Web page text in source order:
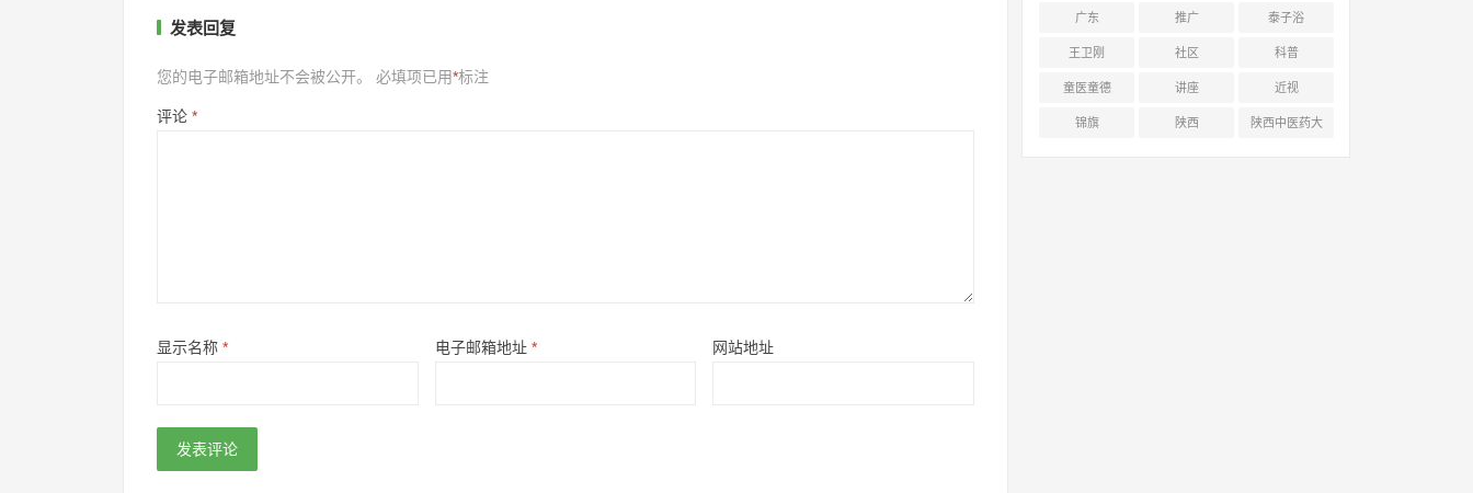
发表回复
您的电子邮箱地址不会被公开。 必填项已用*标注
评论 *
显示名称 * 电子邮箱地址 * 网站地址
广东 推广 泰子浴
王卫刚 社区 科普
童医童德 讲座 近视
锦旗 陕西 陕西中医药大